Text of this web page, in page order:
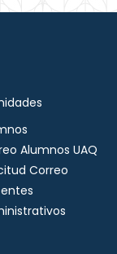
Alumnos UAQ
Correo